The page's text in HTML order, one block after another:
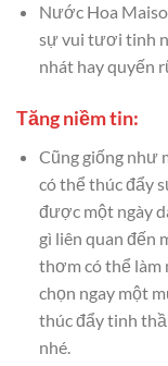
Nước Hoa
sự vui tươi tinh
nhát hay quyến
Tăng niềm tin:
Cũng giống như
có thể thúc đẩy
được một ngày
gì liên quan đến
thơm có thể làm
chọn ngay một
thúc đẩy tinh
nhé.